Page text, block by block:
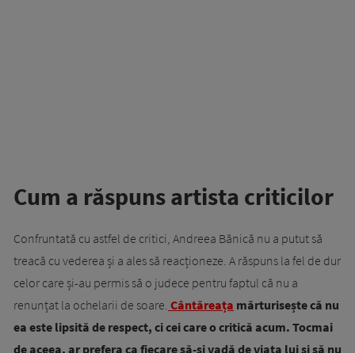
Cum a răspuns artista criticilor
Confruntată cu astfel de critici, Andreea Bănică nu a putut să
treacă cu vederea și a ales să reacționeze. A răspuns la fel de dur
celor care și-au permis să o judece pentru faptul că nu a
renunțat la ochelarii de soare. Cântăreața mărturisește că nu
ea este lipsită de respect, ci cei care o critică acum. Tocmai
de aceea, ar prefera ca fiecare să-și vadă de viața lui și să nu